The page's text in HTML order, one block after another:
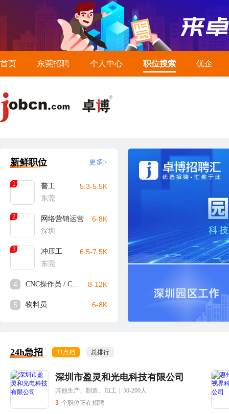
首页 东莞招聘 个人中心 职位搜索 优企
新鲜职位 更多>
1
普工
东莞
5.3-5.5K
2
网络营销运营
深圳
6-8K
3
冲压工
东莞
6.5-7.5K
4 CNC操作员 / CNC师傅 8-12K
5 物料员 6-8K
24h急招 11点档 总排行
深圳市盈灵和光电科技有限公司
其他生产、制造、加工
50-200人
3 个职位正在招聘